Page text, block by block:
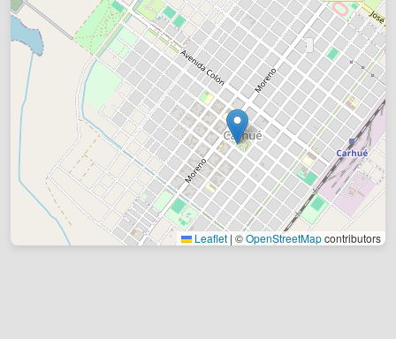
Leaflet | ©OpenStreetMapcontributors